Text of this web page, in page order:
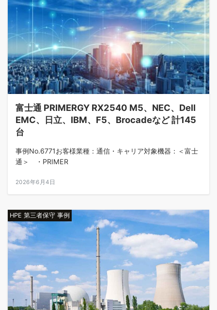
富士通 PRIMERGY RX2540 M5、NEC、Dell
EMC、日立、IBM、F5、Brocadeなど 計145
台
事例No.6771お客様業種：通信・キャリア対象機器：＜富士
通＞ ・PRIMER
2026年6月4日
HPE 第三者保守 事例